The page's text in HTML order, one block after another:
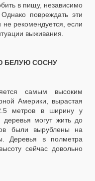
в пищу, независимо
повреждать эти
не рекомендуется, если
выживания.
БЕЛУЮ СОСНУ
самым высоким
Америки, вырастая
метров в ширину у
могут жить до
были вырублены на
Деревья в полметра
сейчас довольно